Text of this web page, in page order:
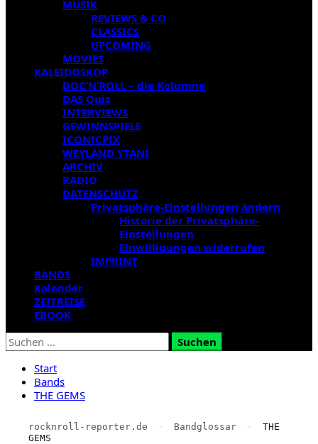
MUSIK
REVIEWS & CO
CLASSICS
UPCOMING
MOVIES
KALEIDOSKOP
DOC’N’ROLL – die Kolumne
DAS Quiz
INTERVIEWS
GEWINNSPIELE
ICONICPIX
WEYLAND YTANI
ARCHIV
RADIO
DATENSCHUTZ
Privatsphäre-Einstellungen ändern
Historie der Privatsphäre-
Einstellungen
Einwilligungen widerrufen
IMPRINT
BANDS
Kalender
ZEITREISE
EBOOK
Suchen
nach:
Start
Bands
THE GEMS
rocknroll-reporter.de › Bandglossar ›
THE
GEMS